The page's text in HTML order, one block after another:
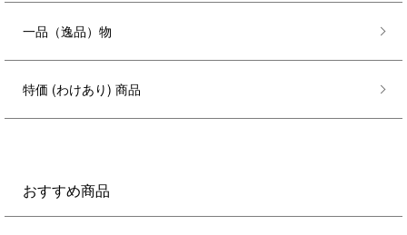
一品（逸品）物
特価 (わけあり) 商品
おすすめ商品